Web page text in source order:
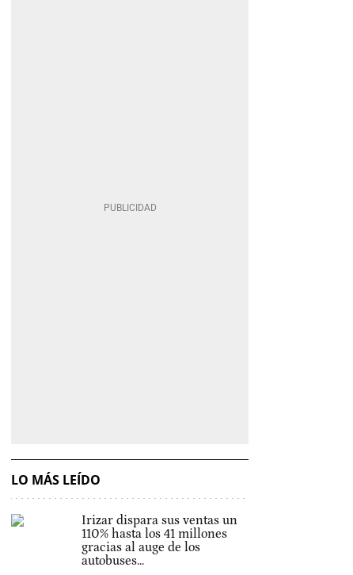
LO MÁS LEÍDO
Irizar dispara sus ventas un
110% hasta los 41 millones
gracias al auge de los
autobuses...